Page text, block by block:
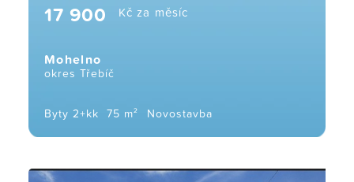
17 900 Kč za měsíc
Mohelno
okres Třebíč
Byty 2+kk 75 m² Novostavba